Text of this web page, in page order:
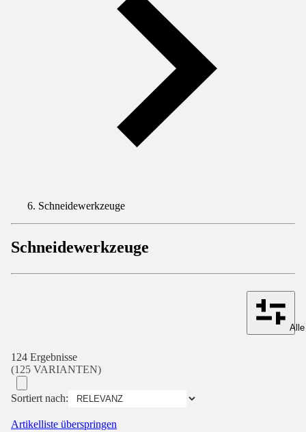
Schneidewerkzeuge
Schneidewerkzeuge
124 Ergebnisse
(125 VARIANTEN)
Sortiert nach:
Artikelliste überspringen